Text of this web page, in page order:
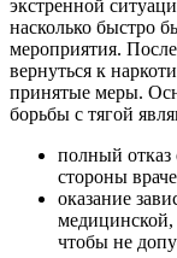
экстренной
насколько быстро
мероприятия.
вернуться к
принятые меры.
борьбы с тягой
полный отказ
стороны
оказание
чтобы не